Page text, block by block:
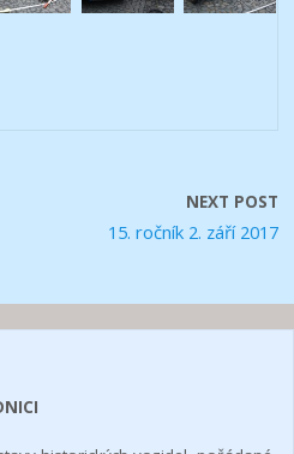
NEXT POST
15. ročník 2. září 2017